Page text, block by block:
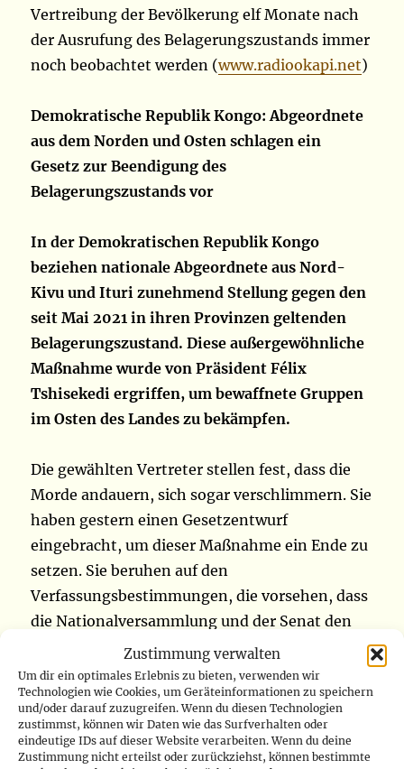
Zustimmung verwalten
Um dir ein optimales Erlebnis zu bieten, verwenden wir
Technologien wie Cookies, um Geräteinformationen zu speichern
und/oder darauf zuzugreifen. Wenn du diesen Technologien
zustimmst, können wir Daten wie das Surfverhalten oder
eindeutige IDs auf dieser Website verarbeiten. Wenn du deine
Zustimmung nicht erteilst oder zurückziehst, können bestimmte
Vertreibung der Bevölkerung elf Monate nach
der Ausrufung des Belagerungszustands immer
noch beobachtet werden (www.radiookapi.net)
Demokratische Republik Kongo: Abgeordnete
aus dem Norden und Osten schlagen ein
Gesetz zur Beendigung des
Belagerungszustands vor
In der Demokratischen Republik Kongo
beziehen nationale Abgeordnete aus Nord-
Kivu und Ituri zunehmend Stellung gegen den
seit Mai 2021 in ihren Provinzen geltenden
Belagerungszustand. Diese außergewöhnliche
Maßnahme wurde von Präsident Félix
Tshisekedi ergriffen, um bewaffnete Gruppen
im Osten des Landes zu bekämpfen.
Die gewählten Vertreter stellen fest, dass die
Morde andauern, sich sogar verschlimmern. Sie
haben gestern einen Gesetzentwurf
eingebracht, um dieser Maßnahme ein Ende zu
setzen. Sie beruhen auf den
Verfassungsbestimmungen, die vorsehen, dass
die Nationalversammlung und der Senat den
Belagerungszustand jederzeit durch ein Gesetz
beenden können. Fünf aus den Gebieten
Lubero, Butembo, Beni und Irumu gewählte
Abgeordnete tragen diesen Gesetzesentwurf.
Der Text, den sie im Unterhaus einreichten,